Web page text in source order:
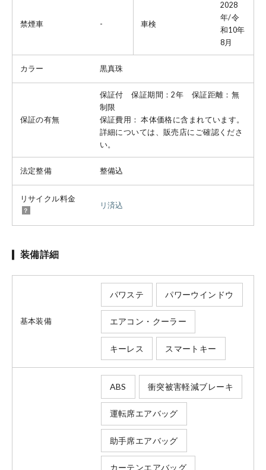
禁煙車 - 車検
2028
年/令
和10年
8月
カラー 黒真珠
保証の有無
保証付 保証期間：2年 保証距離：無
制限
保証費用： 本体価格に含まれています。
詳細については、販売店にご確認くださ
い。
法定整備 整備込
リサイクル料金
リ済込
装備詳細
基本装備
パワステ パワーウインドウ
エアコン・クーラー
キーレス スマートキー
ABS 衝突被害軽減ブレーキ
運転席エアバッグ
助手席エアバッグ
カーテンエアバッグ